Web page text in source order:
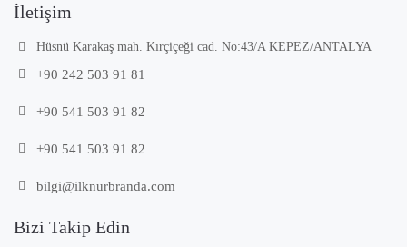
İletişim
Hüsnü Karakaş mah. Kırçiçeği cad. No:43/A KEPEZ/ANTALYA
+90 242 503 91 81
+90 541 503 91 82
+90 541 503 91 82
bilgi@ilknurbranda.com
Bizi Takip Edin